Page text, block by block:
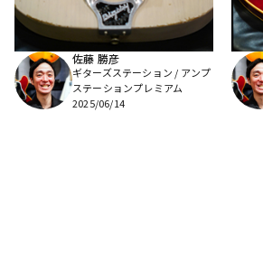
佐藤 勝彦
ギターズステーション / アンプ
ステーションプレミアム
2025/06/14